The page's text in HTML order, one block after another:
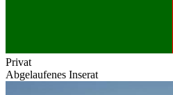
Privat
Abgelaufenes Inserat